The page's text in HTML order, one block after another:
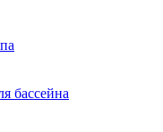
бассейна